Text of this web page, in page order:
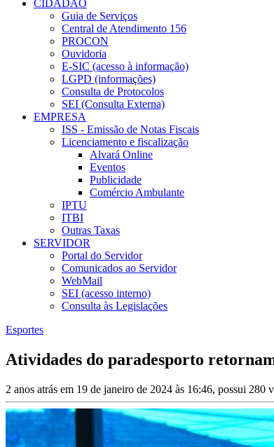
CIDADÃO
Guia de Serviços
Central de Atendimento 156
PROCON
Ouvidoria
E-SIC (acesso à informação)
LGPD (informações)
Consulta de Protocolos
SEI (Consulta Externa)
EMPRESA
ISS - Emissão de Notas Fiscais
Licenciamento e fiscalização
Alvará Online
Eventos
Publicidade
Comércio Ambulante
IPTU
ITBI
Outras Taxas
SERVIDOR
Portal do Servidor
Comunicados ao Servidor
WebMail
SEI (acesso interno)
Consulta às Legislações
Esportes
Atividades do paradesporto
2 anos atrás em 19 de janeiro de 2024 às 16:46, possui 280